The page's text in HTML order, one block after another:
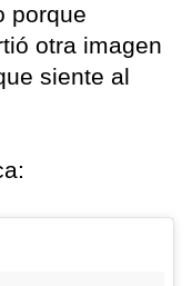
porque
otra imagen
siente al